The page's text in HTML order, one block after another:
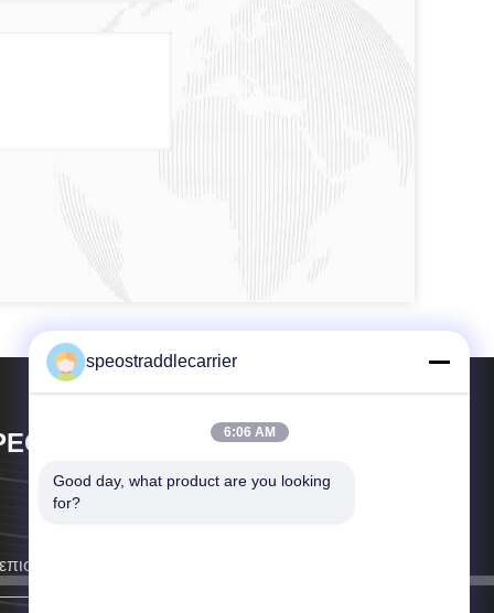
CO., LTD.
σε σας το συντομότερο δυνατό.
speostraddlecarrier
6:06 AM
Good day, what product are you looking
for?